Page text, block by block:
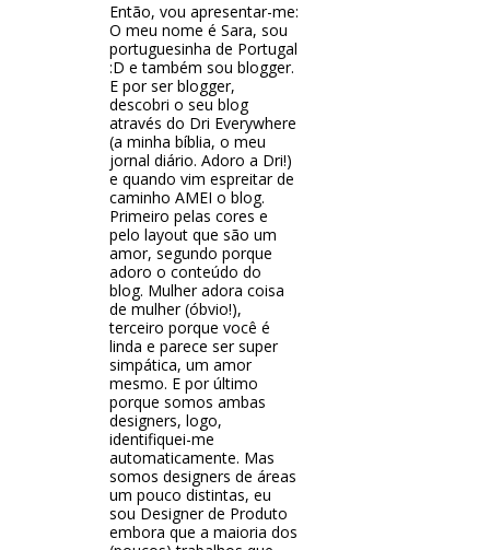
Então, vou apresentar-me:
O meu nome é Sara, sou
portuguesinha de Portugal
:D e também sou blogger.
E por ser blogger,
descobri o seu blog
através do Dri Everywhere
(a minha bíblia, o meu
jornal diário. Adoro a Dri!)
e quando vim espreitar de
caminho AMEI o blog.
Primeiro pelas cores e
pelo layout que são um
amor, segundo porque
adoro o conteúdo do
blog. Mulher adora coisa
de mulher (óbvio!),
terceiro porque você é
linda e parece ser super
simpática, um amor
mesmo. E por último
porque somos ambas
designers, logo,
identifiquei-me
automaticamente. Mas
somos designers de áreas
um pouco distintas, eu
sou Designer de Produto
embora que a maioria dos